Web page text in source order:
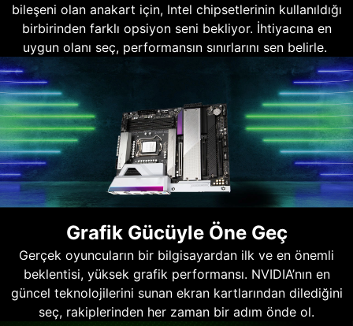
bileşeni olan anakart için, Intel chipsetlerinin kullanıldığı
birbirinden farklı opsiyon seni bekliyor. İhtiyacına en
uygun olanı seç, performansın sınırlarını sen belirle.
Grafik Gücüyle Öne Geç
Gerçek oyuncuların bir bilgisayardan ilk ve en önemli
beklentisi, yüksek grafik performansı. NVIDIA’nın en
güncel teknolojilerini sunan ekran kartlarından dilediğini
seç, rakiplerinden her zaman bir adım önde ol.